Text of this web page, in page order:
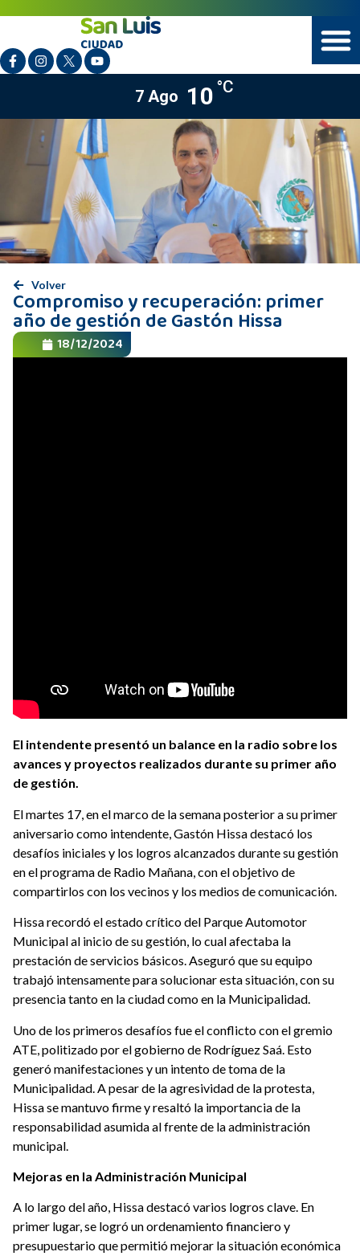
7 Ago 10 °C
Volver
Compromiso y recuperación: primer
año de gestión de Gastón Hissa
18/12/2024
El intendente presentó un balance en la radio sobre los
avances y proyectos realizados durante su primer año
de gestión.
El martes 17, en el marco de la semana posterior a su primer
aniversario como intendente, Gastón Hissa destacó los
desafíos iniciales y los logros alcanzados durante su gestión
en el programa de Radio Mañana, con el objetivo de
compartirlos con los vecinos y los medios de comunicación.
Hissa recordó el estado crítico del Parque Automotor
Municipal al inicio de su gestión, lo cual afectaba la
prestación de servicios básicos. Aseguró que su equipo
trabajó intensamente para solucionar esta situación, con su
presencia tanto en la ciudad como en la Municipalidad.
Uno de los primeros desafíos fue el conflicto con el gremio
ATE, politizado por el gobierno de Rodríguez Saá. Esto
generó manifestaciones y un intento de toma de la
Municipalidad. A pesar de la agresividad de la protesta,
Hissa se mantuvo firme y resaltó la importancia de la
responsabilidad asumida al frente de la administración
municipal.
Mejoras en la Administración Municipal
A lo largo del año, Hissa destacó varios logros clave. En
primer lugar, se logró un ordenamiento financiero y
presupuestario que permitió mejorar la situación económica